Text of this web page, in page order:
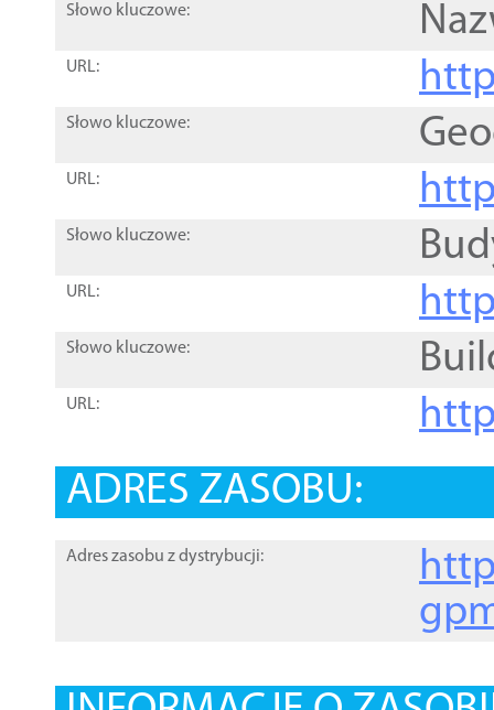
Słowo kluczowe:
URL:
Słowo kluczowe:
URL:
Słowo kluczowe:
URL:
Słowo kluczowe:
URL:
ADRES ZASOBU:
Adres zasobu z dystrybucji: